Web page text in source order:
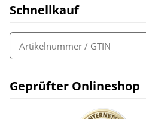
Schnellkauf
Geprüfter Onlineshop